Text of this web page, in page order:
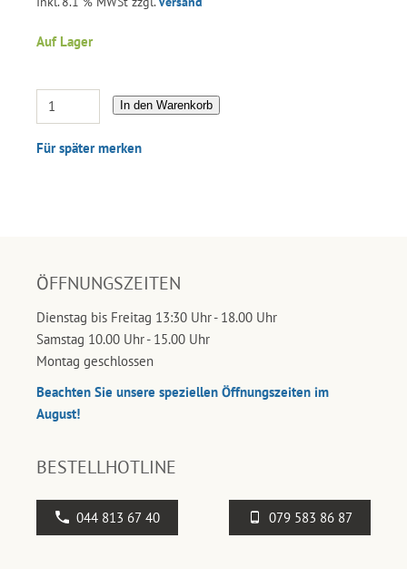
Auf Lager
In den Warenkorb
Für später merken
ÖFFNUNGSZEITEN
Dienstag bis Freitag 13:30 Uhr - 18.00 Uhr
Samstag 10.00 Uhr - 15.00 Uhr
Montag geschlossen
Beachten Sie unsere speziellen Öffnungszeiten im
August!
BESTELLHOTLINE
044 813 67 40 079 583 86 87